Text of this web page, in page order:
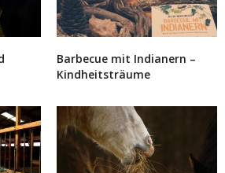
Barbecue mit Indianern –
Kindheitsträume